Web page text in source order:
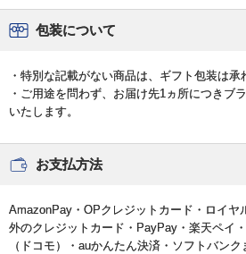
包装について
・特別な記載がない商品は、ギフト包装は承
・ご用途を問わず、お届け先1ヵ所につきブ
いたします。
お支払方法
AmazonPay・OPクレジットカード・ロイヤ
外のクレジットカード・PayPay・楽天ペイ
（ドコモ）・auかんたん決済・ソフトバン